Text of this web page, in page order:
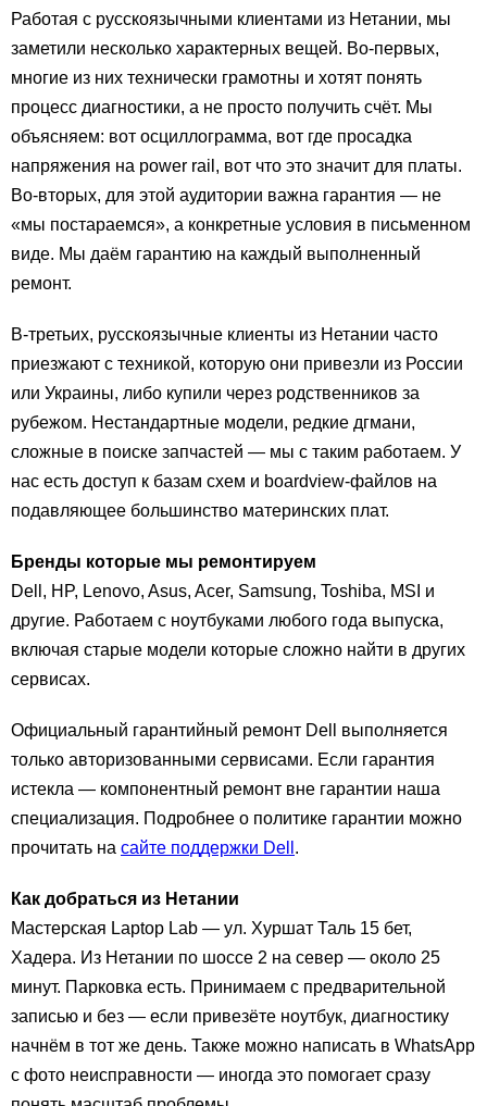
Работая с русскоязычными клиентами из Нетании, мы
заметили несколько характерных вещей. Во-первых,
многие из них технически грамотны и хотят понять
процесс диагностики, а не просто получить счёт. Мы
объясняем: вот осциллограмма, вот где просадка
напряжения на power rail, вот что это значит для платы.
Во-вторых, для этой аудитории важна гарантия — не
«мы постараемся», а конкретные условия в письменном
виде. Мы даём гарантию на каждый выполненный
ремонт.
В-третьих, русскоязычные клиенты из Нетании часто
приезжают с техникой, которую они привезли из России
или Украины, либо купили через родственников за
рубежом. Нестандартные модели, редкие дгмани,
сложные в поиске запчастей — мы с таким работаем. У
нас есть доступ к базам схем и boardview-файлов на
подавляющее большинство материнских плат.
Бренды которые мы ремонтируем
Dell, HP, Lenovo, Asus, Acer, Samsung, Toshiba, MSI и
другие. Работаем с ноутбуками любого года выпуска,
включая старые модели которые сложно найти в других
сервисах.
Официальный гарантийный ремонт Dell выполняется
только авторизованными сервисами. Если гарантия
истекла — компонентный ремонт вне гарантии наша
специализация. Подробнее о политике гарантии можно
прочитать на сайте поддержки Dell .
Как добраться из Нетании
Мастерская Laptop Lab — ул. Хуршат Таль 15 бет,
Хадера. Из Нетании по шоссе 2 на север — около 25
минут. Парковка есть. Принимаем с предварительной
записью и без — если привезёте ноутбук, диагностику
начнём в тот же день. Также можно написать в WhatsApp
с фото неисправности — иногда это помогает сразу